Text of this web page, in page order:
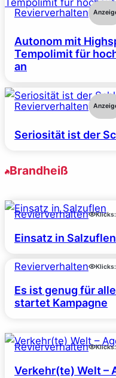
Revierverhalten
Autonom mit
Tempolimit für
an
Revierverhalten
Seriosität ist der
Brandheiß
Revierverhalten Klicks:
Einsatz in Salzuflen
Revierverhalten Klicks:
Es ist genug für
startet Kampagne
Revierverhalten Klicks:
Verkehr(te) Welt –